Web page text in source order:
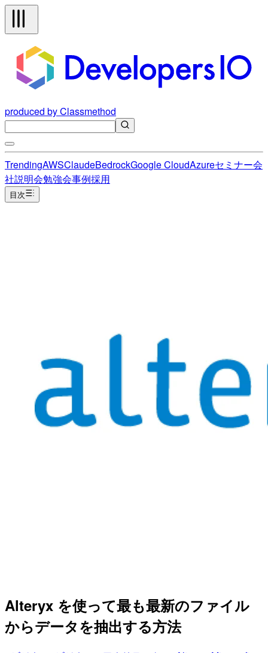
produced by Classmethod
TrendingAWSClaudeBedrockGoogle CloudAzureセミナー会
社説明会勉強会事例採用
目次
Alteryx を使って最も最新のファイル
からデータを抽出する方法